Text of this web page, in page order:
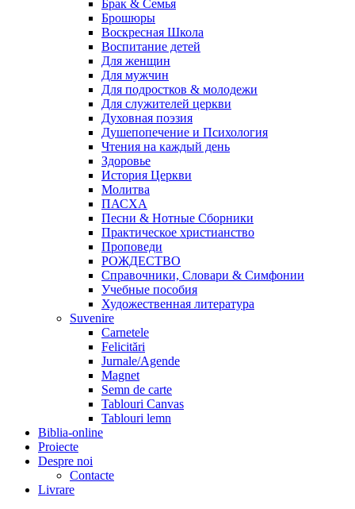
Брак & Семья
Брошюры
Воскресная Школа
Воспитание детей
Для женщин
Для мужчин
Для подростков & молодежи
Для служителей церкви
Духовная поэзия
Душепопечение и Психология
Чтения на каждый день
Здоровье
История Церкви
Молитва
ПАСХА
Песни & Нотные Сборники
Практическое христианство
Проповеди
РОЖДЕСТВО
Справочники, Словари & Симфонии
Учебные пособия
Художественная литература
Suvenire
Carnetele
Felicitări
Jurnale/Agende
Magnet
Semn de carte
Tablouri Canvas
Tablouri lemn
Biblia-online
Proiecte
Despre noi
Contacte
Livrare